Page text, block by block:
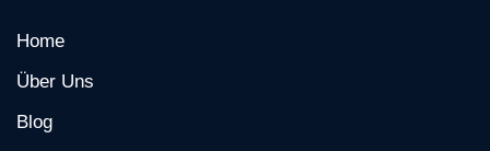
Home
Über Uns
Blog